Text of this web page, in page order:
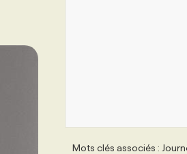
Mots clés associés :